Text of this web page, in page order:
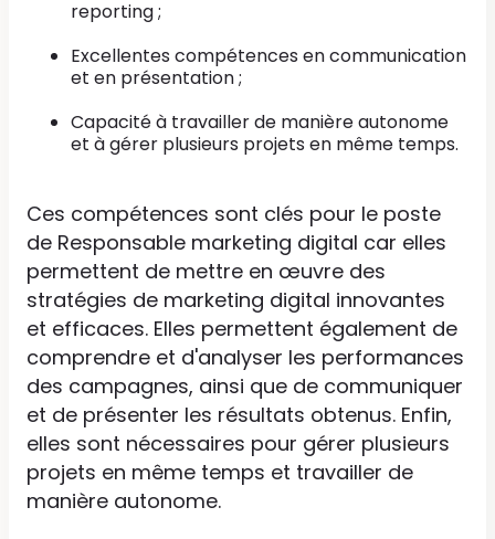
reporting ;
Excellentes compétences en communication
et en présentation ;
Capacité à travailler de manière autonome
et à gérer plusieurs projets en même temps.
Ces compétences sont clés pour le poste
de Responsable marketing digital car elles
permettent de mettre en œuvre des
stratégies de marketing digital innovantes
et efficaces. Elles permettent également de
comprendre et d'analyser les performances
des campagnes, ainsi que de communiquer
et de présenter les résultats obtenus. Enfin,
elles sont nécessaires pour gérer plusieurs
projets en même temps et travailler de
manière autonome.